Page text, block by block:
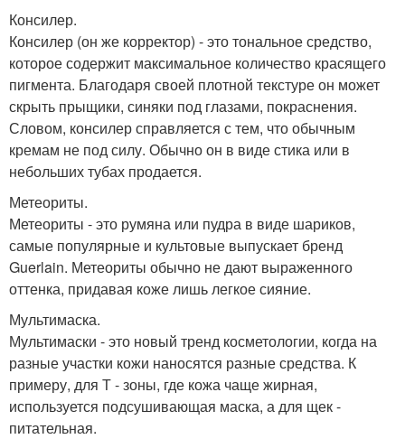
Консилер.
Консилер (он же корректор) - это тональное средство,
которое содержит максимальное количество красящего
пигмента. Благодаря своей плотной текстуре он может
скрыть прыщики, синяки под глазами, покраснения.
Словом, консилер справляется с тем, что обычным
кремам не под силу. Обычно он в виде стика или в
небольших тубах продается.
Метеориты.
Метеориты - это румяна или пудра в виде шариков,
самые популярные и культовые выпускает бренд
Guerlain. Метеориты обычно не дают выраженного
оттенка, придавая коже лишь легкое сияние.
Мультимаска.
Мультимаски - это новый тренд косметологии, когда на
разные участки кожи наносятся разные средства. К
примеру, для Т - зоны, где кожа чаще жирная,
используется подсушивающая маска, а для щек -
питательная.